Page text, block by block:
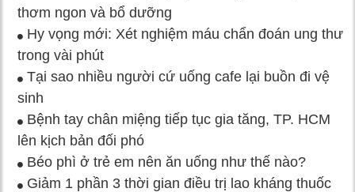
thơm ngon và bổ dưỡng
Hy vọng mới: Xét nghiệm máu chẩn đoán ung thư
trong vài phút
Tại sao nhiều người cứ uống cafe lại buồn đi vệ
sinh
Bệnh tay chân miệng tiếp tục gia tăng, TP. HCM
lên kịch bản đối phó
Béo phì ở trẻ em nên ăn uống như thế nào?
Giảm 1 phần 3 thời gian điều trị lao kháng thuốc